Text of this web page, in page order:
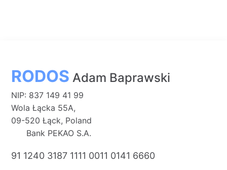
RODOS Adam Baprawski
NIP: 837 149 41 99
Wola Łącka 55A,
09-520 Łąck, Poland
Bank PEKAO S.A.
91 1240 3187 1111 0011 0141 6660